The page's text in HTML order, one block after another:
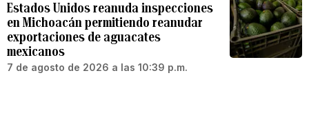
Estados Unidos reanuda inspecciones
en Michoacán permitiendo reanudar
exportaciones de aguacates
mexicanos
7 de agosto de 2026 a las 10:39 p.m.